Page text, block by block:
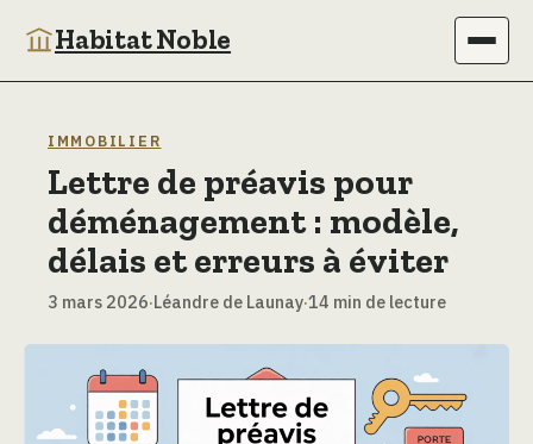
Habitat Noble
Maison
Bricolage
Jardinage
IMMOBILIER
Lettre de préavis pour
déménagement : modèle,
délais et erreurs à éviter
3 mars 2026·Léandre de Launay·14 min de lecture